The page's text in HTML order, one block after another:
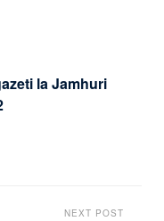
la Jamhuri
NEXT POST